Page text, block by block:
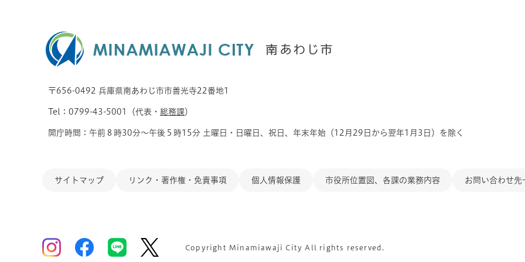
〒656-0492 兵庫県南あわじ市市善光寺22番地1
Tel：0799-43-5001（代表・ 総務課）
開庁時間：午前８時30分～午後５時15分 土曜日・日曜日、祝日、年末年始（12月29日から翌年1月3日）を除く
サイトマップ リンク・著作権・免責事項 個人情報保護 市役所位置図、各課の業務内容 お問い合わせ先
Copyright Minamiawaji City All rights reserved.